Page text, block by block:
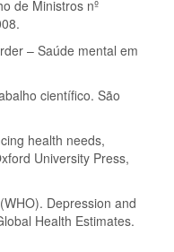
de Ministros nº
– Saúde mental em
científico. São
health needs,
University Press,
Depression and
Health Estimates.